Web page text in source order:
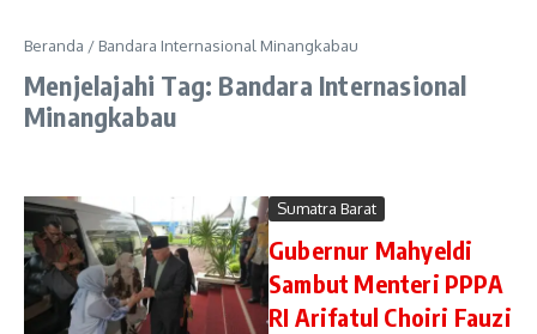
Beranda / Bandara Internasional Minangkabau
Menjelajahi Tag: Bandara Internasional
Minangkabau
Sumatra Barat
Gubernur Mahyeldi
Sambut Menteri PPPA
RI Arifatul Choiri Fauzi